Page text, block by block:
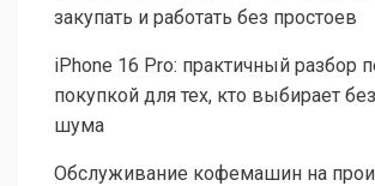
закупать и работать без простоев
iPhone 16 Pro: практичный разбор
покупкой для тех, кто выбирает
шума
Обслуживание кофемашин на